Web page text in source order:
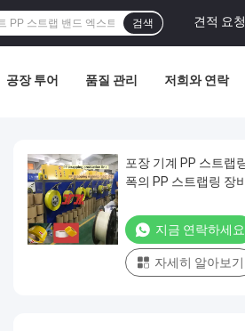
견적 요청
검색
공장 투어 품질 관리 저희와 연락
포장 기계 PP 스트랩
폭의 PP 스트랩링 장
지금 연락하세요
자세히 알아보기